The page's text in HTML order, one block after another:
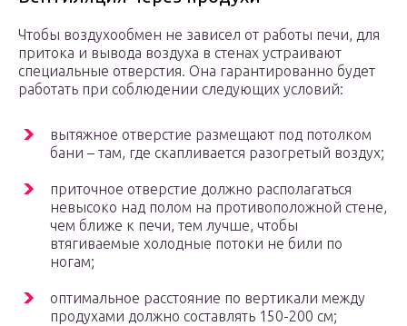
Чтобы воздухообмен не зависел от работы печи, для
притока и вывода воздуха в стенах устраивают
специальные отверстия. Она гарантированно будет
работать при соблюдении следующих условий:
вытяжное отверстие размещают под потолком
бани – там, где скапливается разогретый воздух;
приточное отверстие должно располагаться
невысоко над полом на противоположной стене,
чем ближе к печи, тем лучше, чтобы
втягиваемые холодные потоки не били по
ногам;
оптимальное расстояние по вертикали между
продухами должно составлять 150-200 см;